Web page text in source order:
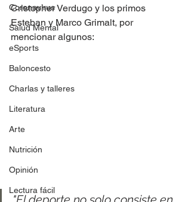
Coronavirus
Salud Mental
eSports
Baloncesto
Charlas y talleres
Literatura
Arte
Nutrición
Opinión
Lectura fácil
Cristopher Verdugo y los primos
Esteban y Marco Grimalt, por
mencionar algunos: